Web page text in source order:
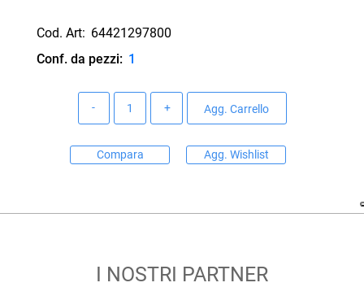
Cod. Art: 64421297800
Conf. da pezzi: 1
Agg. Carrello
Compara Agg. Wishlist
I NOSTRI PARTNER